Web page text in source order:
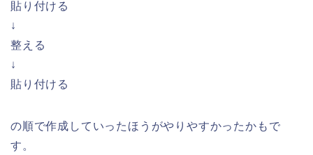
貼り付ける
↓
整える
↓
貼り付ける
の順で作成していったほうがやりやすかったかもで
す。